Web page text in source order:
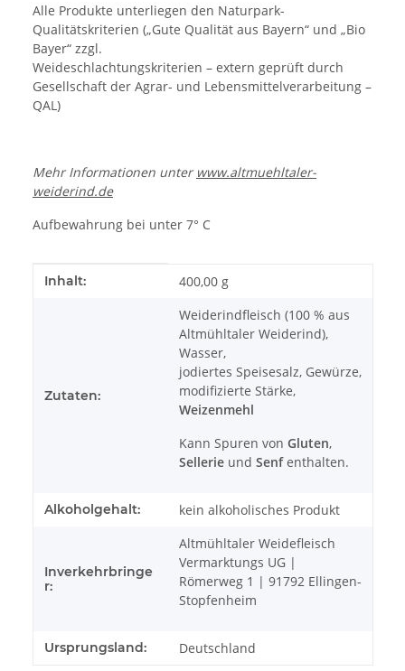
Alle Produkte unterliegen den Naturpark-
Qualitätskriterien („Gute Qualität aus Bayern“ und „Bio
Bayer“ zzgl.
Weideschlachtungskriterien – extern geprüft durch
Gesellschaft der Agrar- und Lebensmittelverarbeitung –
QAL)
Mehr Informationen unter www.altmuehltaler-
weiderind.de
Aufbewahrung bei unter 7° C
Produkteigenschaft
Wert
Inhalt: 400,00 g
Zutaten:
Weiderindfleisch (100 % aus
Altmühltaler Weiderind),
Wasser,
jodiertes Speisesalz, Gewürze,
modifizierte Stärke,
Weizenmehl
Kann Spuren von Gluten,
Sellerie und Senfenthalten.
Alkoholgehalt: kein alkoholisches Produkt
Inverkehrbringe
r:
Altmühltaler Weidefleisch
Vermarktungs UG |
Römerweg 1 | 91792 Ellingen-
Stopfenheim
Ursprungsland: Deutschland